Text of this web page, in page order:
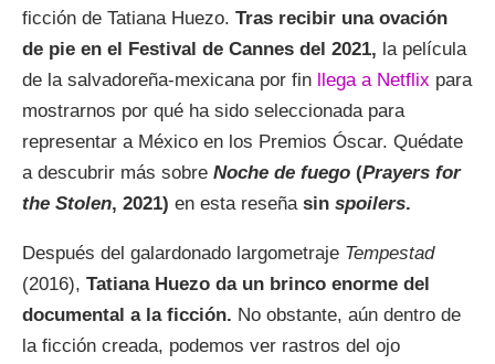
ficción de Tatiana Huezo. Tras recibir una ovación
de pie en el Festival de Cannes del 2021, la película
de la salvadoreña-mexicana por fin llega a Netflix para
mostrarnos por qué ha sido seleccionada para
representar a México en los Premios Óscar. Quédate
a descubrir más sobre Noche de fuego (Prayers for
the Stolen, 2021) en esta reseña sin spoilers.
Después del galardonado largometraje Tempestad
(2016), Tatiana Huezo da un brinco enorme del
documental a la ficción. No obstante, aún dentro de
la ficción creada, podemos ver rastros del ojo